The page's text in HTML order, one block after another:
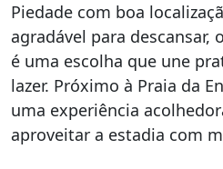
Piedade com boa
agradável para descansar,
é uma escolha que une
lazer. Próximo à Praia da
uma experiência
aproveitar a estadia com